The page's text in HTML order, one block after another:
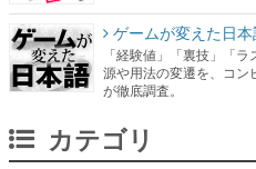
ゲームが変えた日
「経験値」「裏技」「
源や用法の変遷を、コン
が徹底調査。
カテゴリ